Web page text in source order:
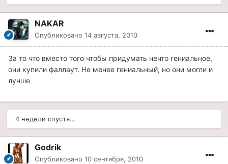
NAKAR
Опубликовано 14 августа, 2010
За то что вместо того чтобы придумать нечто гениальное,
они купили фаллаут. Не менее гениальный, но они могли и
лучше
4 недели спустя...
Godrik
Опубликовано 10 сентября, 2010